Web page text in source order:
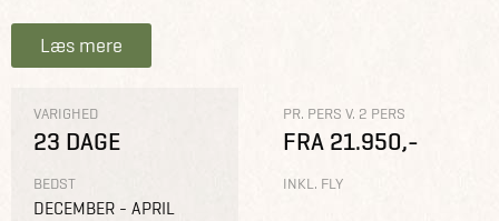
Læs mere
VARIGHED
23 DAGE
BEDST
DECEMBER - APRIL
PR. PERS V. 2 PERS
FRA 21.950,-
INKL. FLY